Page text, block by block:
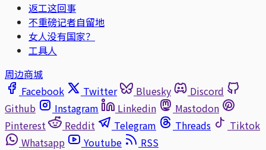
返工这回事
不重磅记者自留地
女人没有国家？
工具人
周边商城
Facebook
Twitter Bluesky
Discord
Github
Instagram Linkedin
Mastodon
Pinterest
Reddit Telegram Threads
Tiktok
Whatsapp
Youtube
RSS